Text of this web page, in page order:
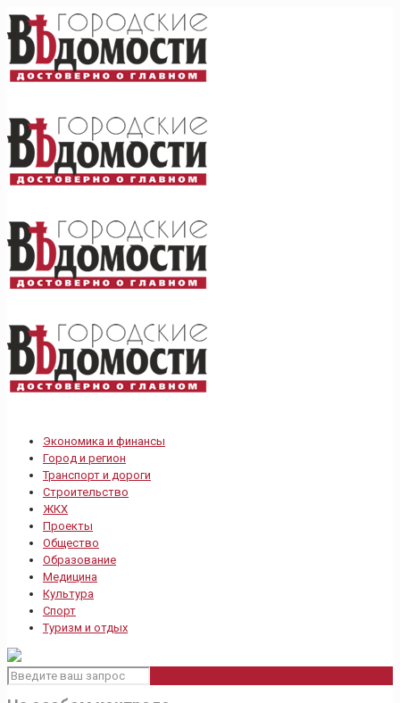
Экономика и финансы
Город и регион
Транспорт и дороги
Строительство
ЖКХ
Проекты
Общество
Образование
Медицина
Культура
Спорт
Туризм и отдых